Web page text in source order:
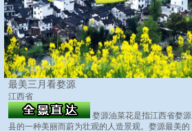
最美三月看婺源
江西省
婺源油菜花是指江西省婺源
县的一种美丽而蔚为壮观的人造景观。婺源最美的